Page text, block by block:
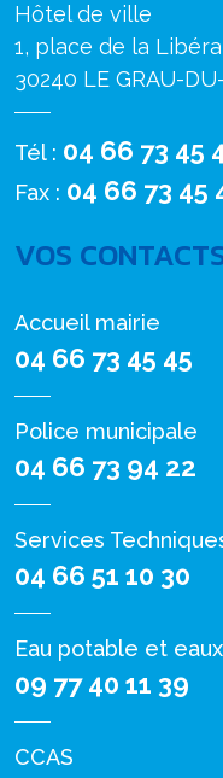
Hôtel de ville
1, place de la
30240 LE GRAU-
Tél : 04 66 73 45
Fax : 04 66 73 45
VOS
Accueil mairie
04 66 73 45 45
Police municipale
04 66 73 94 22
Services
04 66 51 10 30
Eau potable et
09 77 40 11 39
CCAS